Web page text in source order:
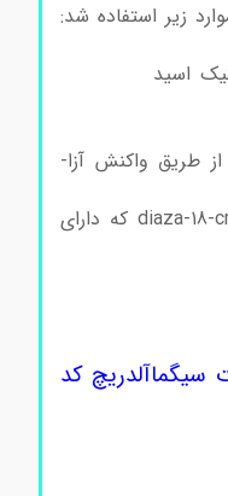
زیر استفاده شد:
ترت بوتیل
واکنش آزا-
کلرو استات
حسگرهای مبتنی بر 1,10-diaza-18-crown-6 که دارای
استات
سیگماآلدریچ
کد